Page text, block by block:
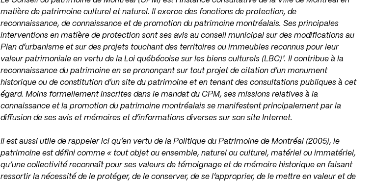
matière de patrimoine culturel et naturel. Il exerce des fonctions de protection, de
reconnaissance, de connaissance et de promotion du patrimoine montréalais. Ses principales
interventions en matière de protection sont ses avis au conseil municipal sur des modifications au
Plan d’urbanisme et sur des projets touchant des territoires ou immeubles reconnus pour leur
valeur patrimoniale en vertu de la Loi québécoise sur les biens culturels (LBC)¹. Il contribue à la
reconnaissance du patrimoine en se prononçant sur tout projet de citation d’un monument
historique ou de constitution d’un site du patrimoine et en tenant des consultations publiques à cet
égard. Moins formellement inscrites dans le mandat du CPM, ses missions relatives à la
connaissance et la promotion du patrimoine montréalais se manifestent principalement par la
diffusion de ses avis et mémoires et d’informations diverses sur son site Internet.
Il est aussi utile de rappeler ici qu’en vertu de la Politique du Patrimoine de Montréal (2005), le
patrimoine est défini comme « tout objet ou ensemble, naturel ou culturel, matériel ou immatériel,
qu’une collectivité reconnaît pour ses valeurs de témoignage et de mémoire historique en faisant
ressortir la nécessité de le protéger, de le conserver, de se l’approprier, de le mettre en valeur et de